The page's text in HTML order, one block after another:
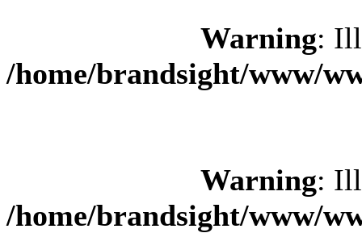
Warning:
/home/brandsight/www/
Warning:
/home/brandsight/www/